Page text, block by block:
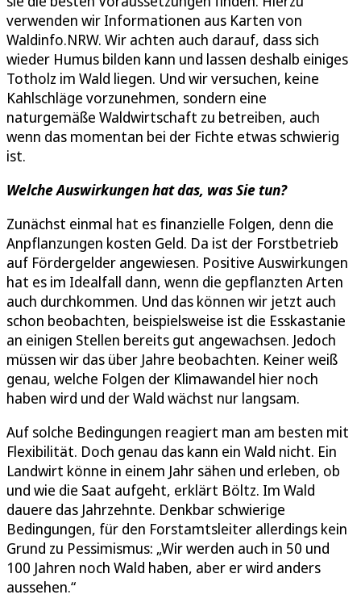
verwenden wir Informationen aus Karten von
Waldinfo.NRW. Wir achten auch darauf, dass sich
wieder Humus bilden kann und lassen deshalb einiges
Totholz im Wald liegen. Und wir versuchen, keine
Kahlschläge vorzunehmen, sondern eine
naturgemäße Waldwirtschaft zu betreiben, auch
wenn das momentan bei der Fichte etwas schwierig
ist.
Welche Auswirkungen hat das, was Sie tun?
Zunächst einmal hat es finanzielle Folgen, denn die
Anpflanzungen kosten Geld. Da ist der Forstbetrieb
auf Fördergelder angewiesen. Positive Auswirkungen
hat es im Idealfall dann, wenn die gepflanzten Arten
auch durchkommen. Und das können wir jetzt auch
schon beobachten, beispielsweise ist die Esskastanie
an einigen Stellen bereits gut angewachsen. Jedoch
müssen wir das über Jahre beobachten. Keiner weiß
genau, welche Folgen der Klimawandel hier noch
haben wird und der Wald wächst nur langsam.
Auf solche Bedingungen reagiert man am besten mit
Flexibilität. Doch genau das kann ein Wald nicht. Ein
Landwirt könne in einem Jahr sähen und erleben, ob
und wie die Saat aufgeht, erklärt Böltz. Im Wald
dauere das Jahrzehnte. Denkbar schwierige
Bedingungen, für den Forstamtsleiter allerdings kein
Grund zu Pessimismus: „Wir werden auch in 50 und
100 Jahren noch Wald haben, aber er wird anders
aussehen.“